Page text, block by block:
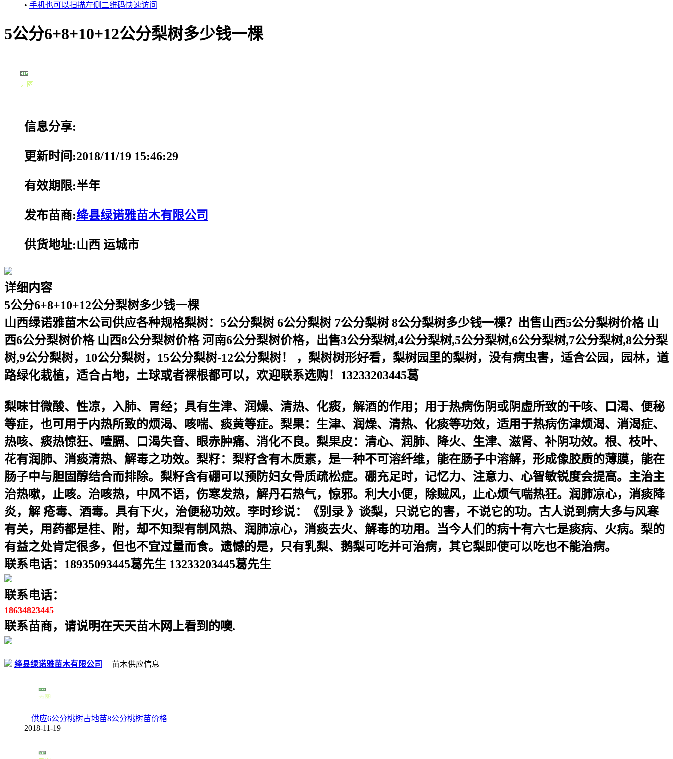
• 手机也可以扫描左侧二维码快速访问
5公分6+8+10+12公分梨树多少钱一棵
信息分享:
更新时间:2018/11/19 15:46:29
有效期限:半年
发布苗商:绛县绿诺雅苗木有限公司
供货地址:山西 运城市
详细内容
5公分6+8+10+12公分梨树多少钱一棵
山西绿诺雅苗木公司供应各种规格梨树：5公分梨树 6公分梨树 7公分梨树 8公分梨树多少钱一棵？出售山西5公分梨树价格 山
西6公分梨树价格 山西8公分梨树价格 河南6公分梨树价格，出售3公分梨树,4公分梨树,5公分梨树,6公分梨树,7公分梨树,8公分梨
树,9公分梨树，10公分梨树，15公分梨树-12公分梨树！ ，梨树树形好看，梨树园里的梨树，没有病虫害，适合公园，园林，道
路绿化栽植，适合占地，土球或者裸根都可以，欢迎联系选购！13233203445葛
梨味甘微酸、性凉，入肺、胃经；具有生津、润燥、清热、化痰，解酒的作用；用于热病伤阴或阴虚所致的干咳、口渴、便秘
等症，也可用于内热所致的烦渴、咳喘、痰黄等症。梨果：生津、润燥、清热、化痰等功效，适用于热病伤津烦渴、消渴症、
热咳、痰热惊狂、噎膈、口渴失音、眼赤肿痛、消化不良。梨果皮：清心、润肺、降火、生津、滋肾、补阴功效。根、枝叶、
花有润肺、消痰清热、解毒之功效。梨籽：梨籽含有木质素，是一种不可溶纤维，能在肠子中溶解，形成像胶质的薄膜，能在
肠子中与胆固醇结合而排除。梨籽含有硼可以预防妇女骨质疏松症。硼充足时，记忆力、注意力、心智敏锐度会提高。主治主
治热嗽，止咳。治咳热，中风不语，伤寒发热，解丹石热气，惊邪。利大小便，除贼风，止心烦气喘热狂。润肺凉心，消痰降
炎，解 疮毒、酒毒。具有下火，治便秘功效。李时珍说：《别录 》谈梨，只说它的害，不说它的功。古人说到病大多与风寒
有关，用药都是桂、附，却不知梨有制风热、润肺凉心，消痰去火、解毒的功用。当今人们的病十有六七是痰病、火病。梨的
有益之处肯定很多，但也不宜过量而食。遗憾的是，只有乳梨、鹅梨可吃并可治病，其它梨即使可以吃也不能治病。
联系电话：18935093445葛先生 13233203445葛先生
联系电话：
18634823445
联系苗商，请说明在天天苗木网上看到的噢.
绛县绿诺雅苗木有限公司 苗木供应信息
供应6公分桃树占地苗8公分桃树苗价格
2018-11-19